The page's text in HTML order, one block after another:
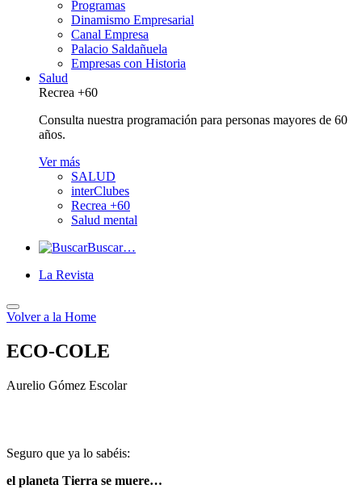
Programas
Dinamismo Empresarial
Canal Empresa
Palacio Saldañuela
Empresas con Historia
Salud
Recrea +60
Consulta nuestra programación para personas mayores de 60
años.
Ver más
SALUD
interClubes
Recrea +60
Salud mental
Buscar…
La Revista
Volver a la Home
ECO-COLE
Aurelio Gómez Escolar
Seguro que ya lo sabéis:
el planeta Tierra se muere…